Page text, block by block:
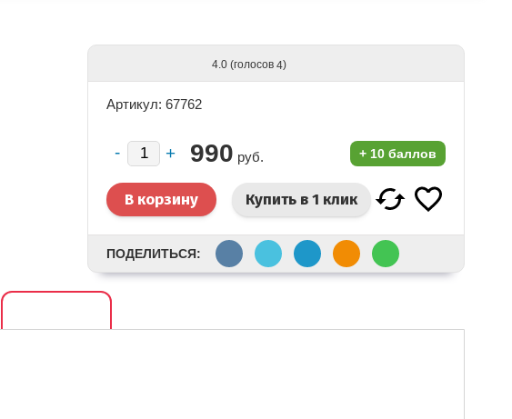
4.0 (голосов 4)
Артикул: 67762
990 руб. + 10 баллов
Купить в 1 клик
ПОДЕЛИТЬСЯ: